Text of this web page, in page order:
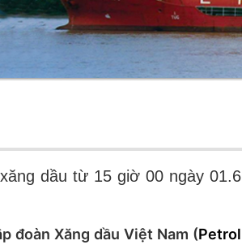
dầu từ 15 giờ 00 ngày
đoàn Xăng dầu Việt Nam (